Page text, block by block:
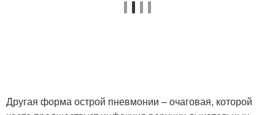
Другая форма острой пневмонии – очаговая, которой